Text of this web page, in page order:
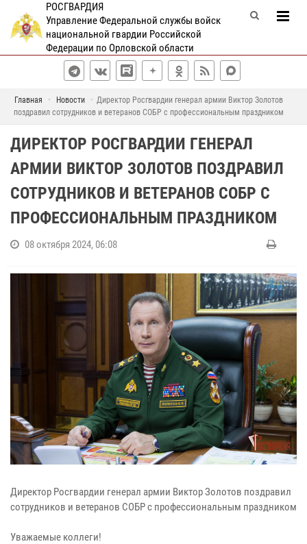
РОСГВАРДИЯ
Управление Федеральной службы войск
национальной гвардии Российской
Федерации по Орловской области
Главная Новости
Директор Росгвардии генерал армии Виктор Золотов
поздравил сотрудников и ветеранов СОБР с профессиональным праздником
ДИРЕКТОР РОСГВАРДИИ ГЕНЕРАЛ
АРМИИ ВИКТОР ЗОЛОТОВ ПОЗДРАВИЛ
СОТРУДНИКОВ И ВЕТЕРАНОВ СОБР С
ПРОФЕССИОНАЛЬНЫМ ПРАЗДНИКОМ
08 октября 2024, 06:08
Директор Росгвардии генерал армии Виктор Золотов поздравил
сотрудников и ветеранов СОБР с профессиональным праздником
Уважаемые коллеги!